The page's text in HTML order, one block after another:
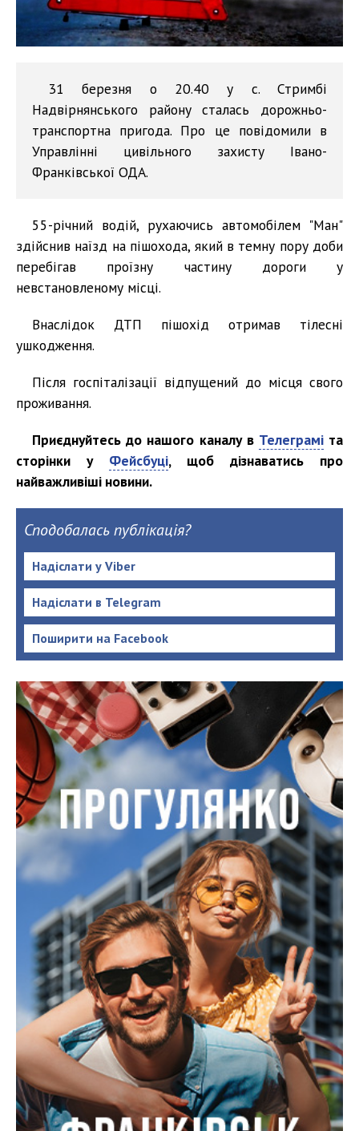
31 березня о 20.40 у с. Стримбі
Надвірнянського району сталась дорожньо-
транспортна пригода. Про це повідомили в
Управлінні цивільного захисту Івано-
Франківської ОДА.
55-річний водій, рухаючись автомобілем "Ман"
здійснив наїзд на пішохода, який в темну пору доби
перебігав проїзну частину дороги у
невстановленому місці.
Внаслідок ДТП пішохід отримав тілесні
ушкодження.
Після госпіталізації відпущений до місця свого
проживання.
Приєднуйтесь до нашого каналу в Телеграміта
сторінки у Фейсбуці, щоб дізнаватись про
найважливіші новини.
Сподобалась публікація?
Надіслати у Viber
Надіслати в Telegram
Поширити на Facebook